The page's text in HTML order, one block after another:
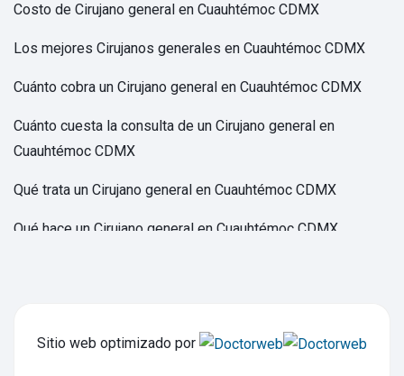
Costo de Cirujano general en Cuauhtémoc CDMX
Los mejores Cirujanos generales en Cuauhtémoc CDMX
Cuánto cobra un Cirujano general en Cuauhtémoc CDMX
Cuánto cuesta la consulta de un Cirujano general en
Cuauhtémoc CDMX
Qué trata un Cirujano general en Cuauhtémoc CDMX
Qué hace un Cirujano general en Cuauhtémoc CDMX
Costo de Cirujano laparoscópico en Cuauhtémoc CDMX
Sitio web optimizado por